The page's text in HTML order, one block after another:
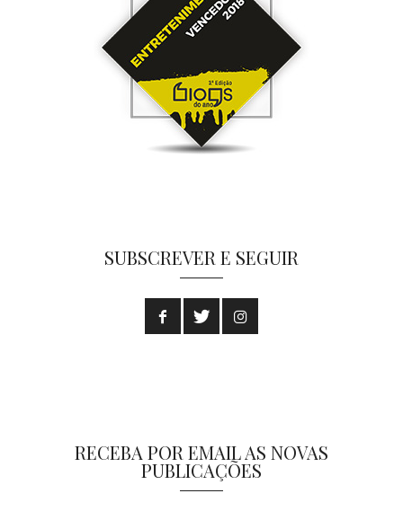
SUBSCREVER E SEGUIR
RECEBA POR EMAIL AS NOVAS
PUBLICAÇÕES